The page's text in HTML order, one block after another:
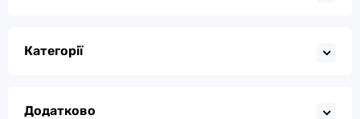
Категорії
Додатково